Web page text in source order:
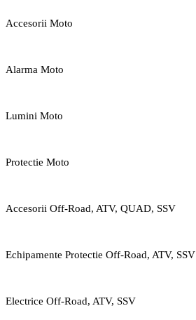
Accesorii Moto
Alarma Moto
Lumini Moto
Protectie Moto
Accesorii Off-Road, ATV, QUAD, SSV
Echipamente Protectie Off-Road, ATV, SSV
Electrice Off-Road, ATV, SSV